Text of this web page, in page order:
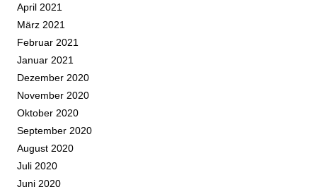
April 2021
März 2021
Februar 2021
Januar 2021
Dezember 2020
November 2020
Oktober 2020
September 2020
August 2020
Juli 2020
Juni 2020